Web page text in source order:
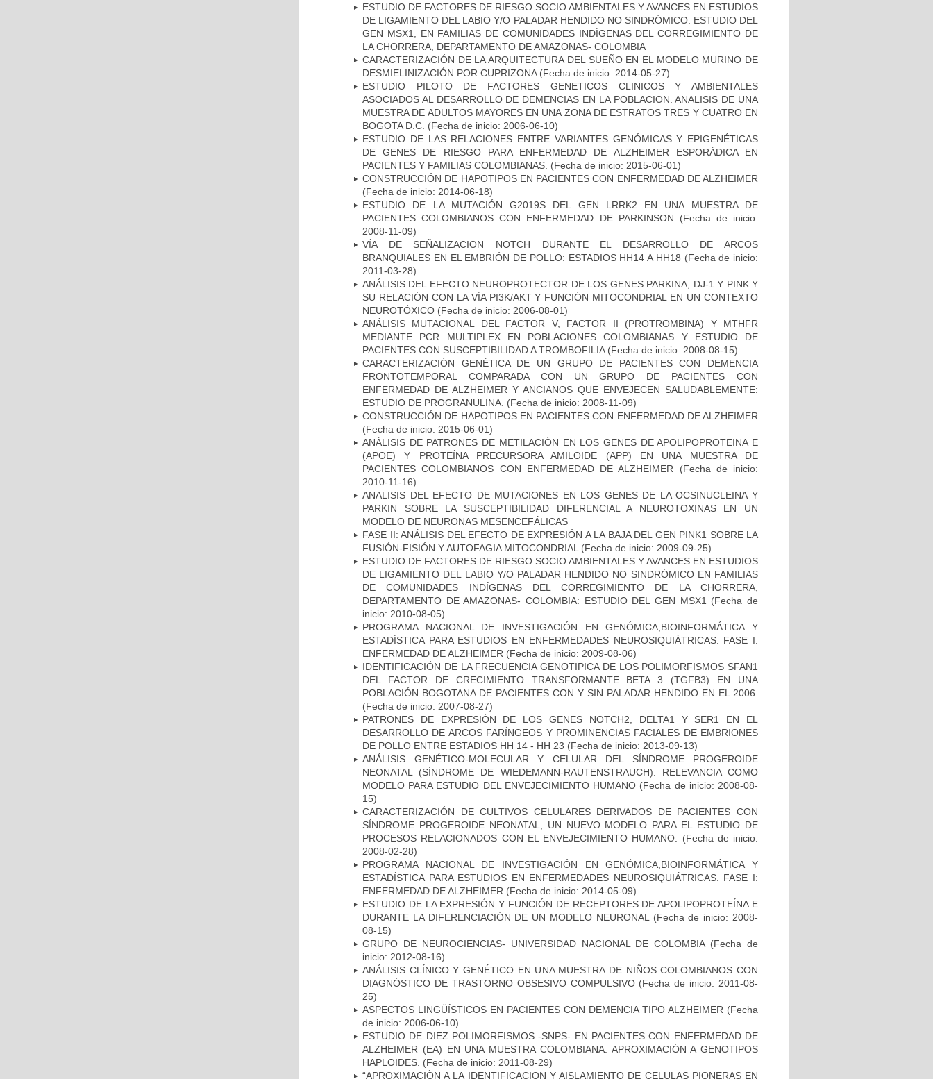
ESTUDIO DE FACTORES DE RIESGO SOCIO AMBIENTALES Y AVANCES EN ESTUDIOS
DE LIGAMIENTO DEL LABIO Y/O PALADAR HENDIDO NO SINDRÓMICO: ESTUDIO DEL
GEN MSX1, EN FAMILIAS DE COMUNIDADES INDÍGENAS DEL CORREGIMIENTO DE
LA CHORRERA, DEPARTAMENTO DE AMAZONAS- COLOMBIA
CARACTERIZACIÓN DE LA ARQUITECTURA DEL SUEÑO EN EL MODELO MURINO DE
DESMIELINIZACIÓN POR CUPRIZONA(Fecha de inicio: 2014-05-27)
ESTUDIO PILOTO DE FACTORES GENETICOS CLINICOS Y AMBIENTALES
ASOCIADOS AL DESARROLLO DE DEMENCIAS EN LA POBLACION. ANALISIS DE UNA
MUESTRA DE ADULTOS MAYORES EN UNA ZONA DE ESTRATOS TRES Y CUATRO EN
BOGOTA D.C. (Fecha de inicio: 2006-06-10)
ESTUDIO DE LAS RELACIONES ENTRE VARIANTES GENÓMICAS Y EPIGENÉTICAS
DE GENES DE RIESGO PARA ENFERMEDAD DE ALZHEIMER ESPORÁDICA EN
PACIENTES Y FAMILIAS COLOMBIANAS. (Fecha de inicio: 2015-06-01)
CONSTRUCCIÓN DE HAPOTIPOS EN PACIENTES CON ENFERMEDAD DE ALZHEIMER
(Fecha de inicio: 2014-06-18)
ESTUDIO DE LA MUTACIÓN G2019S DEL GEN LRRK2 EN UNA MUESTRA DE
PACIENTES COLOMBIANOS CON ENFERMEDAD DE PARKINSON (Fecha de inicio:
2008-11-09)
VÍA DE SEÑALIZACION NOTCH DURANTE EL DESARROLLO DE ARCOS
BRANQUIALES EN EL EMBRIÓN DE POLLO: ESTADIOS HH14 A HH18 (Fecha de inicio:
2011-03-28)
ANÁLISIS DEL EFECTO NEUROPROTECTOR DE LOS GENES PARKINA, DJ-1 Y PINK Y
SU RELACIÓN CON LA VÍA PI3K/AKT Y FUNCIÓN MITOCONDRIAL EN UN CONTEXTO
NEUROTÓXICO (Fecha de inicio: 2006-08-01)
ANÁLISIS MUTACIONAL DEL FACTOR V, FACTOR II (PROTROMBINA) Y MTHFR
MEDIANTE PCR MULTIPLEX EN POBLACIONES COLOMBIANAS Y ESTUDIO DE
PACIENTES CON SUSCEPTIBILIDAD A TROMBOFILIA(Fecha de inicio: 2008-08-15)
CARACTERIZACIÓN GENÉTICA DE UN GRUPO DE PACIENTES CON DEMENCIA
FRONTOTEMPORAL COMPARADA CON UN GRUPO DE PACIENTES CON
ENFERMEDAD DE ALZHEIMER Y ANCIANOS QUE ENVEJECEN SALUDABLEMENTE:
ESTUDIO DE PROGRANULINA. (Fecha de inicio: 2008-11-09)
CONSTRUCCIÓN DE HAPOTIPOS EN PACIENTES CON ENFERMEDAD DE ALZHEIMER
(Fecha de inicio: 2015-06-01)
ANÁLISIS DE PATRONES DE METILACIÓN EN LOS GENES DE APOLIPOPROTEINA E
(APOE) Y PROTEÍNA PRECURSORA AMILOIDE (APP) EN UNA MUESTRA DE
PACIENTES COLOMBIANOS CON ENFERMEDAD DE ALZHEIMER (Fecha de inicio:
2010-11-16)
ANALISIS DEL EFECTO DE MUTACIONES EN LOS GENES DE LA OCSINUCLEINA Y
PARKIN SOBRE LA SUSCEPTIBILIDAD DIFERENCIAL A NEUROTOXINAS EN UN
MODELO DE NEURONAS MESENCEFÁLICAS
FASE II: ANÁLISIS DEL EFECTO DE EXPRESIÓN A LA BAJA DEL GEN PINK1 SOBRE LA
FUSIÓN-FISIÓN Y AUTOFAGIA MITOCONDRIAL (Fecha de inicio: 2009-09-25)
ESTUDIO DE FACTORES DE RIESGO SOCIO AMBIENTALES Y AVANCES EN ESTUDIOS
DE LIGAMIENTO DEL LABIO Y/O PALADAR HENDIDO NO SINDRÓMICO EN FAMILIAS
DE COMUNIDADES INDÍGENAS DEL CORREGIMIENTO DE LA CHORRERA,
DEPARTAMENTO DE AMAZONAS- COLOMBIA: ESTUDIO DEL GEN MSX1
(Fecha de
inicio: 2010-08-05)
PROGRAMA NACIONAL DE INVESTIGACIÓN EN GENÓMICA,BIOINFORMÁTICA Y
ESTADÍSTICA PARA ESTUDIOS EN ENFERMEDADES NEUROSIQUIÁTRICAS. FASE I:
ENFERMEDAD DE ALZHEIMER (Fecha de inicio: 2009-08-06)
IDENTIFICACIÓN DE LA FRECUENCIA GENOTIPICA DE LOS POLIMORFISMOS SFAN1
DEL FACTOR DE CRECIMIENTO TRANSFORMANTE BETA 3 (TGFB3) EN UNA
POBLACIÓN BOGOTANA DE PACIENTES CON Y SIN PALADAR HENDIDO EN EL 2006.
(Fecha de inicio: 2007-08-27)
PATRONES DE EXPRESIÓN DE LOS GENES NOTCH2, DELTA1 Y SER1 EN EL
DESARROLLO DE ARCOS FARÍNGEOS Y PROMINENCIAS FACIALES DE EMBRIONES
DE POLLO ENTRE ESTADIOS HH 14 - HH 23 (Fecha de inicio: 2013-09-13)
ANÁLISIS GENÉTICO-MOLECULAR Y CELULAR DEL SÍNDROME PROGEROIDE
NEONATAL (SÍNDROME DE WIEDEMANN-RAUTENSTRAUCH): RELEVANCIA COMO
MODELO PARA ESTUDIO DEL ENVEJECIMIENTO HUMANO (Fecha de inicio: 2008-08-
15)
CARACTERIZACIÓN DE CULTIVOS CELULARES DERIVADOS DE PACIENTES CON
SÍNDROME PROGEROIDE NEONATAL, UN NUEVO MODELO PARA EL ESTUDIO DE
PROCESOS RELACIONADOS CON EL ENVEJECIMIENTO HUMANO.
(Fecha de inicio:
2008-02-28)
PROGRAMA NACIONAL DE INVESTIGACIÓN EN GENÓMICA,BIOINFORMÁTICA Y
ESTADÍSTICA PARA ESTUDIOS EN ENFERMEDADES NEUROSIQUIÁTRICAS. FASE I:
ENFERMEDAD DE ALZHEIMER (Fecha de inicio: 2014-05-09)
ESTUDIO DE LA EXPRESIÓN Y FUNCIÓN DE RECEPTORES DE APOLIPOPROTEÍNA E
DURANTE LA DIFERENCIACIÓN DE UN MODELO NEURONAL
(Fecha de inicio: 2008-
08-15)
GRUPO DE NEUROCIENCIAS- UNIVERSIDAD NACIONAL DE COLOMBIA(Fecha de
inicio: 2012-08-16)
ANÁLISIS CLÍNICO Y GENÉTICO EN UNA MUESTRA DE NIÑOS COLOMBIANOS CON
DIAGNÓSTICO DE TRASTORNO OBSESIVO COMPULSIVO(Fecha de inicio: 2011-08-
25)
ASPECTOS LINGÜÍSTICOS EN PACIENTES CON DEMENCIA TIPO ALZHEIMER (Fecha
de inicio: 2006-06-10)
ESTUDIO DE DIEZ POLIMORFISMOS -SNPS- EN PACIENTES CON ENFERMEDAD DE
ALZHEIMER (EA) EN UNA MUESTRA COLOMBIANA. APROXIMACIÓN A GENOTIPOS
HAPLOIDES. (Fecha de inicio: 2011-08-29)
“APROXIMACIÒN A LA IDENTIFICACION Y AISLAMIENTO DE CELULAS PIONERAS EN